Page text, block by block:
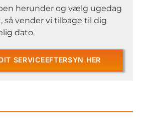
herunder og vælg ugedag
så vender vi tilbage til dig
dato.
SERVICEEFTERSYN HER